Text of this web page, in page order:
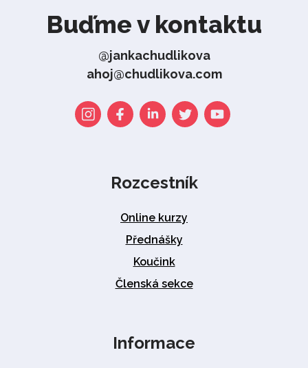
Buďme v kontaktu
@jankachudlikova
ahoj@chudlikova.com
Rozcestník
Online kurzy
Přednášky
Koučink
Členská sekce
Informace